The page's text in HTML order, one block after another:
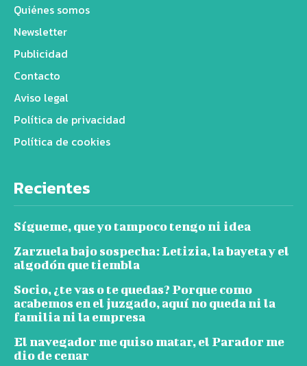
Quiénes somos
Newsletter
Publicidad
Contacto
Aviso legal
Política de privacidad
Política de cookies
Recientes
Sígueme, que yo tampoco tengo ni idea
Zarzuela bajo sospecha: Letizia, la bayeta y el
algodón que tiembla
Socio, ¿te vas o te quedas? Porque como
acabemos en el juzgado, aquí no queda ni la
familia ni la empresa
El navegador me quiso matar, el Parador me
dio de cenar